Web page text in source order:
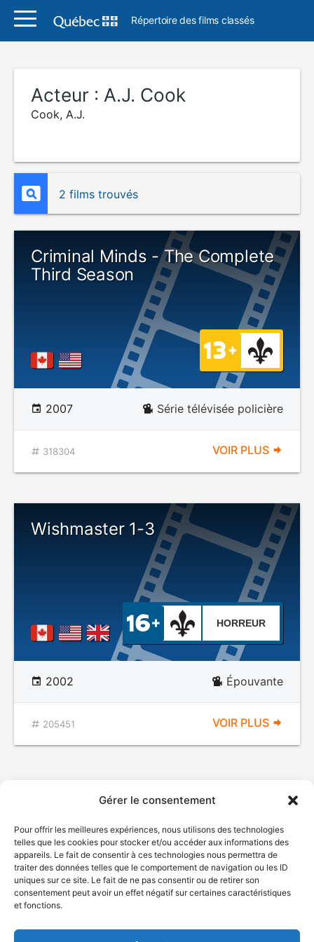
Gérer le consentement
Pour offrir les meilleures expériences, nous utilisons des technologies
telles que les cookies pour stocker et/ou accéder aux informations des
appareils. Le fait de consentir à ces technologies nous permettra de
traiter des données telles que le comportement de navigation ou les ID
uniques sur ce site. Le fait de ne pas consentir ou de retirer son
consentement peut avoir un effet négatif sur certaines caractéristiques
et fonctions.
Répertoire des films classés
Acteur : A.J. Cook
Cook, A.J.
2 films trouvés
Criminal Minds - The Complete
Third Season
2007 Série télévisée policière
318304 VOIR PLUS
Wishmaster 1-3
HORREUR
2002 Épouvante
205451 VOIR PLUS
© Gouvernement du Québec, 2026
Plan du site